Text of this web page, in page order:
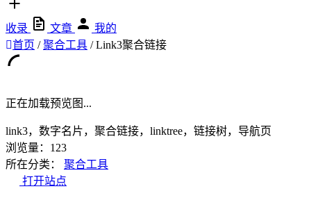
收录 文章
我的
首页 / 聚合工具 / Link3聚合链接
正在加载预览图...
link3，数字名片，聚合链接，linktree，链接树，导航页
浏览量：123
所在分类：
聚合工具
打开站点